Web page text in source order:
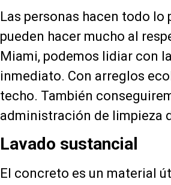
Las personas hacen todo lo
pueden hacer mucho al
Miami, podemos lidiar con
inmediato. Con arreglos
techo. También
administración de limpieza
Lavado sustancial
El concreto es un material